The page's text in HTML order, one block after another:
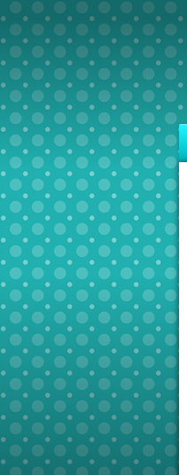
Ga
direct
naar
de
hoofdinhoud